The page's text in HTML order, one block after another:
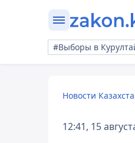
#Выборы в
Новости
12:41, 15